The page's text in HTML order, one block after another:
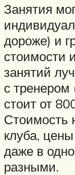
Занятия
дороже) и
стоимости
занятий
с тренером
стоит от
Стоимость
клуба,
даже в
разными.